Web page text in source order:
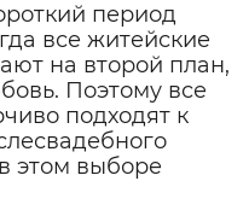
период
все житейские
на второй план,
Поэтому все
подходят к
этом выборе